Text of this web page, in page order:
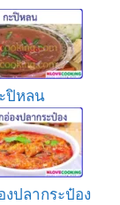
ปิหลน
ปลากระป๋อง